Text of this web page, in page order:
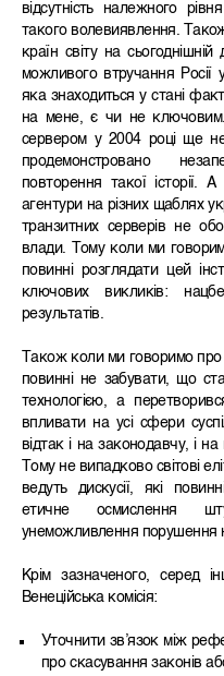
відсутність належного
такого волевиявлення.
країн світу на
можливого втручання Росії
яка знаходиться у стані
на мене, є чи не ключовим.
сервером у 2004 році ще
продемонстровано
повторення такої історії.
агентури на різних щаблях
транзитних серверів не
влади. Тому коли ми
повинні розглядати цей
ключових викликів:
результатів.
Також коли ми говоримо
повинні не забувати, що
технологією, а
впливати на усі сфери
відтак і на законодавчу, і
Тому не випадково світові
ведуть дискусії, які
етичне осмислення
унеможливлення порушення
Крім зазначеного, серед
Венеційська комісія:
Уточнити зв’язок між
про скасування законів